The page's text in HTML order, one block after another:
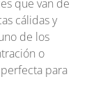
que van de
cálidas y
de los
o
para